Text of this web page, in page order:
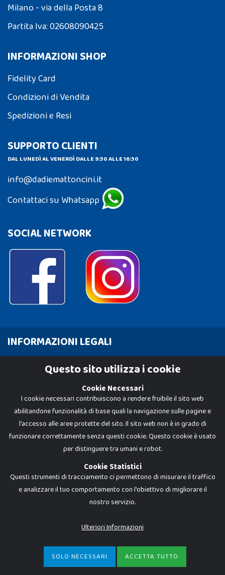
NON DISPONIBILE
Milano - via della Posta 8
Partita Iva: 02608090425
INFORMAZIONI SHOP
Fidelity Card
Condizioni di Vendita
Spedizioni e Resi
SUPPORTO CLIENTI
DAL LUNEDÌ AL VENERDÌ DALLE 9:30 ALLE 16:30
info@dadiemattoncini.it
Contattaci su Whatsapp
SOCIAL NETWORK
INFORMAZIONI LEGALI
Cookie Policy
Dadi e Mattoncini è un brand di Giocabene Srl. Ogni riproduzione o utilizzo non
I prezzi e le promozioni pubblicate potrebbero differire da quanto esposto in
P.IVA 02608090425 - REA AN201199 - C.S. 10.000 i.v.
Questo sito utilizza i cookie
Cookie Necessari
I cookie necessari contribuiscono a rendere fruibile il sito web
abilitandone funzionalità di base quali la navigazione sulle pagine e
l'accesso alle aree protette del sito. Il sito web non è in grado di
funzionare correttamente senza questi cookie. Questo cookie è usato
per distinguere tra umani e robot.
Cookie Statistici
Questi strumenti di tracciamento ci permettono di misurare il traffico
e analizzare il tuo comportamento con l'obiettivo di migliorare il
nostro servizio.
Ulteriori Informazioni
SOLO NECESSARI ACCETTA TUTTO